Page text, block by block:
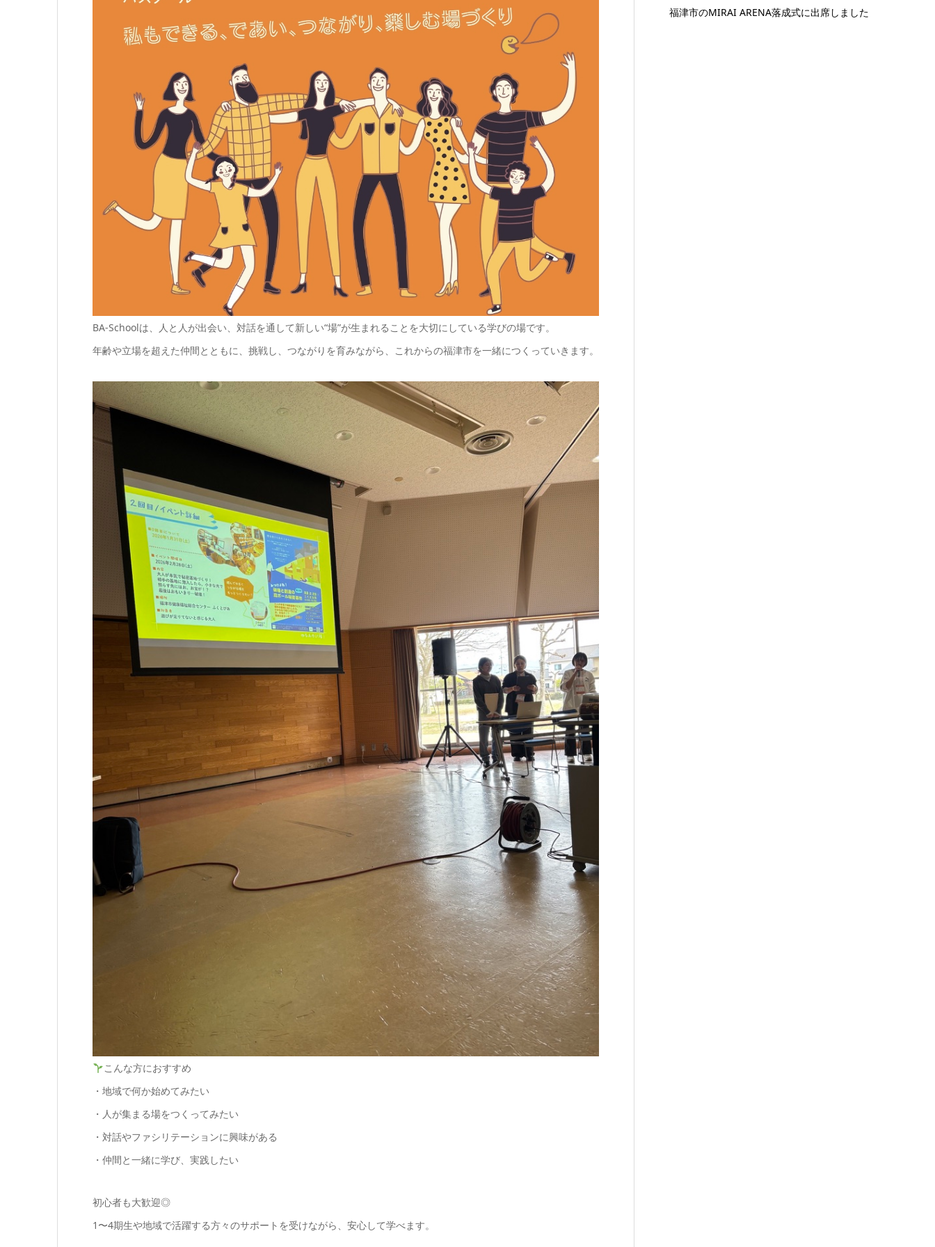
BA-Schoolは、人と人が出会い、対話を通して新しい“場”が生まれることを大切にしている学びの場です。
年齢や立場を超えた仲間とともに、挑戦し、つながりを育みながら、これからの福津市を一緒につくっていきます。
こんな方におすすめ
・地域で何か始めてみたい
・人が集まる場をつくってみたい
・対話やファシリテーションに興味がある
・仲間と一緒に学び、実践したい
初心者も大歓迎◎
1〜4期生や地域で活躍する方々のサポートを受けながら、安心して学べます。
福津市のMIRAI ARENA落成式に出席しました